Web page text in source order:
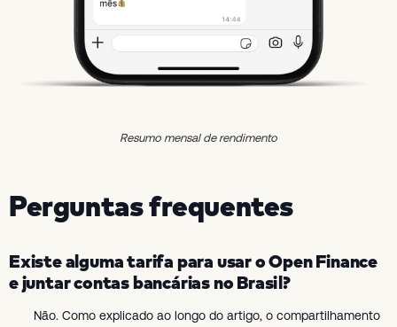
Resumo mensal de rendimento
Perguntas frequentes
Existe alguma tarifa para usar o Open Finance
e juntar contas bancárias no Brasil?
Não. Como explicado ao longo do artigo, o compartilhamento